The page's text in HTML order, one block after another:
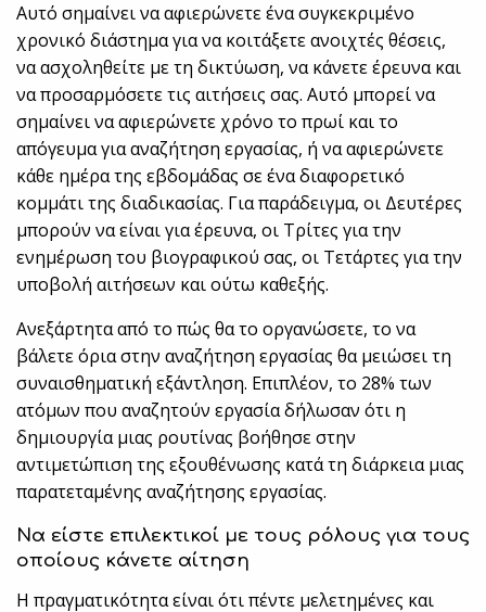
Αυτό σημαίνει να αφιερώνετε ένα συγκεκριμένο
χρονικό διάστημα για να κοιτάξετε ανοιχτές θέσεις,
να ασχοληθείτε με τη δικτύωση, να κάνετε έρευνα και
να προσαρμόσετε τις αιτήσεις σας. Αυτό μπορεί να
σημαίνει να αφιερώνετε χρόνο το πρωί και το
απόγευμα για αναζήτηση εργασίας, ή να αφιερώνετε
κάθε ημέρα της εβδομάδας σε ένα διαφορετικό
κομμάτι της διαδικασίας. Για παράδειγμα, οι Δευτέρες
μπορούν να είναι για έρευνα, οι Τρίτες για την
ενημέρωση του βιογραφικού σας, οι Τετάρτες για την
υποβολή αιτήσεων και ούτω καθεξής.
Ανεξάρτητα από το πώς θα το οργανώσετε, το να
βάλετε όρια στην αναζήτηση εργασίας θα μειώσει τη
συναισθηματική εξάντληση. Επιπλέον, το 28% των
ατόμων που αναζητούν εργασία δήλωσαν ότι η
δημιουργία μιας ρουτίνας βοήθησε στην
αντιμετώπιση της εξουθένωσης κατά τη διάρκεια μιας
παρατεταμένης αναζήτησης εργασίας.
Να είστε επιλεκτικοί με τους ρόλους για τους
οποίους κάνετε αίτηση
Η πραγματικότητα είναι ότι πέντε μελετημένες και